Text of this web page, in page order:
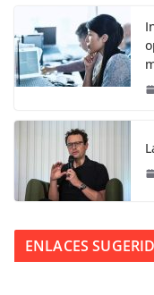
ENLACES